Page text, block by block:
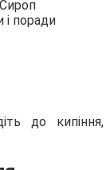
до кипіння,